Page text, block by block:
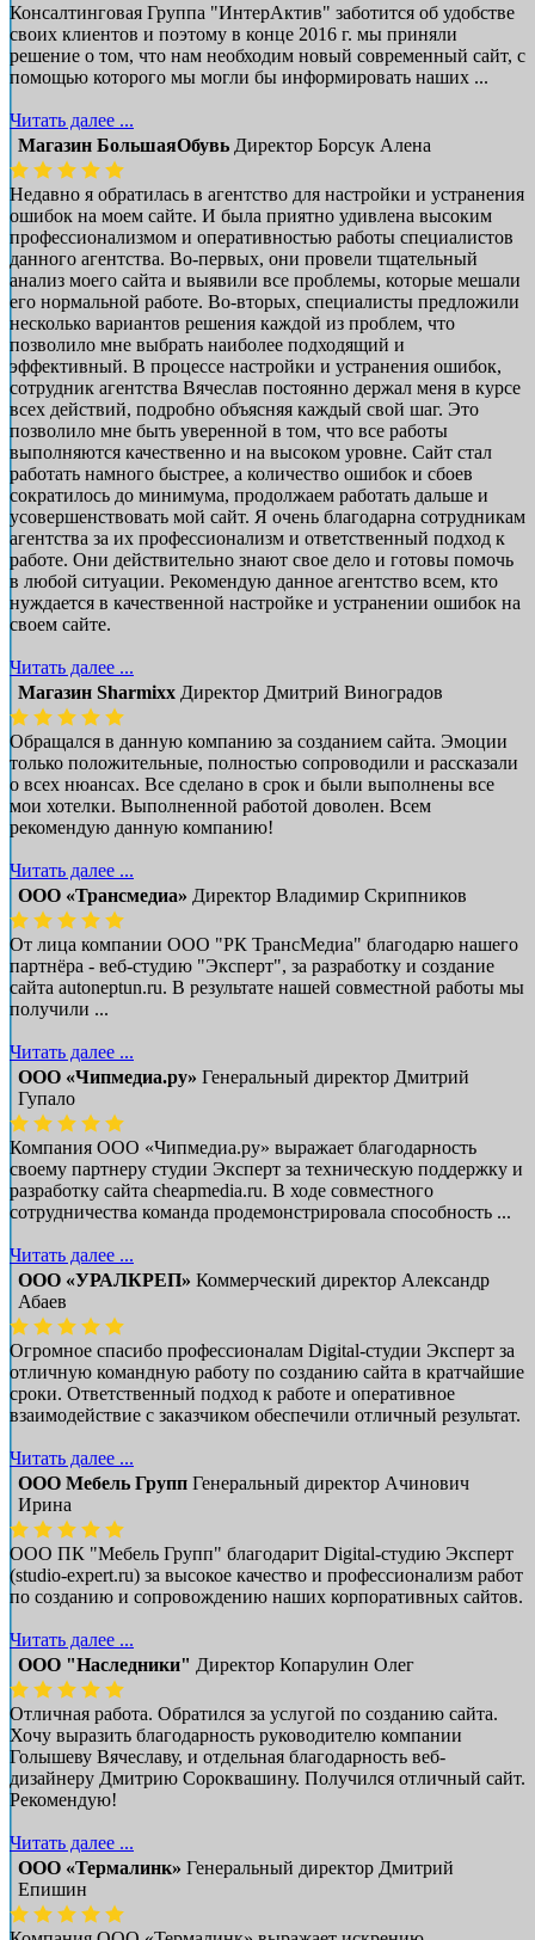
Консалтинговая Группа "ИнтерАктив" заботится об удобстве
своих клиентов и поэтому в конце 2016 г. мы приняли
решение о том, что нам необходим новый современный сайт, с
помощью которого мы могли бы информировать наших ...
Читать далее ...
Магазин БольшаяОбувь Директор Борсук Алена
Недавно я обратилась в агентство для настройки и устранения
ошибок на моем сайте. И была приятно удивлена высоким
профессионализмом и оперативностью работы специалистов
данного агентства. Во-первых, они провели тщательный
анализ моего сайта и выявили все проблемы, которые мешали
его нормальной работе. Во-вторых, специалисты предложили
несколько вариантов решения каждой из проблем, что
позволило мне выбрать наиболее подходящий и
эффективный. В процессе настройки и устранения ошибок,
сотрудник агентства Вячеслав постоянно держал меня в курсе
всех действий, подробно объясняя каждый свой шаг. Это
позволило мне быть уверенной в том, что все работы
выполняются качественно и на высоком уровне. Сайт стал
работать намного быстрее, а количество ошибок и сбоев
сократилось до минимума, продолжаем работать дальше и
усовершенствовать мой сайт. Я очень благодарна сотрудникам
агентства за их профессионализм и ответственный подход к
работе. Они действительно знают свое дело и готовы помочь
в любой ситуации. Рекомендую данное агентство всем, кто
нуждается в качественной настройке и устранении ошибок на
своем сайте.
Читать далее ...
Магазин Sharmixx Директор Дмитрий Виноградов
Обращался в данную компанию за созданием сайта. Эмоции
только положительные, полностью сопроводили и рассказали
о всех нюансах. Все сделано в срок и были выполнены все
мои хотелки. Выполненной работой доволен. Всем
рекомендую данную компанию!
Читать далее ...
ООО «Трансмедиа» Директор Владимир Скрипников
От лица компании ООО "РК ТрансМедиа" благодарю нашего
партнёра - веб-студию "Эксперт", за разработку и создание
сайта autoneptun.ru. В результате нашей совместной работы мы
получили ...
Читать далее ...
ООО «Чипмедиа.ру» Генеральный директор Дмитрий
Гупало
Компания ООО «Чипмедиа.ру» выражает благодарность
своему партнеру студии Эксперт за техническую поддержку и
разработку сайта cheapmedia.ru. В ходе совместного
сотрудничества команда продемонстрировала способность ...
Читать далее ...
ООО «УРАЛКРЕП» Коммерческий директор Александр
Абаев
Огромное спасибо профессионалам Digital-студии Эксперт за
отличную командную работу по созданию сайта в кратчайшие
сроки. Ответственный подход к работе и оперативное
взаимодействие с заказчиком обеспечили отличный результат.
Читать далее ...
ООО Мебель Групп Генеральный директор Ачинович
Ирина
ООО ПК "Мебель Групп" благодарит Digital-студию Эксперт
(studio-expert.ru) за высокое качество и профессионализм работ
по созданию и сопровождению наших корпоративных сайтов.
Читать далее ...
ООО "Наследники" Директор Копарулин Олег
Отличная работа. Обратился за услугой по созданию сайта.
Хочу выразить благодарность руководителю компании
Голышеву Вячеславу, и отдельная благодарность веб-
дизайнеру Дмитрию Сороквашину. Получился отличный сайт.
Рекомендую!
Читать далее ...
ООО «Термалинк» Генеральный директор Дмитрий
Епишин